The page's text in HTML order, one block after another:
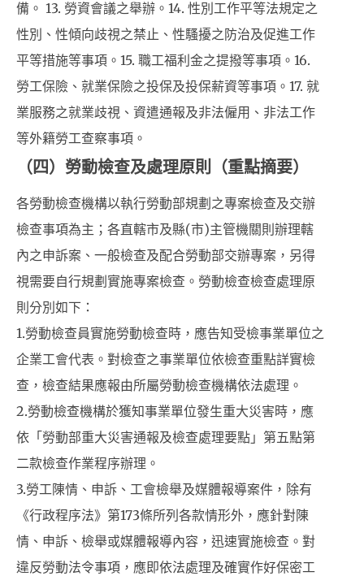
備。 13. 勞資會議之舉辦。14. 性別工作平等法規定之
性別、性傾向歧視之禁止、性騷擾之防治及促進工作
平等措施等事項。15. 職工福利金之提撥等事項。16.
勞工保險、就業保險之投保及投保薪資等事項。17. 就
業服務之就業歧視、資遣通報及非法僱用、非法工作
等外籍勞工查察事項。
（四）勞動檢查及處理原則（重點摘要）
各勞動檢查機構以執行勞動部規劃之專案檢查及交辦
檢查事項為主；各直轄市及縣(市)主管機關則辦理轄
內之申訴案、一般檢查及配合勞動部交辦專案，另得
視需要自行規劃實施專案檢查。勞動檢查檢查處理原
則分別如下：
1.勞動檢查員實施勞動檢查時，應告知受檢事業單位之
企業工會代表。對檢查之事業單位依檢查重點詳實檢
查，檢查結果應報由所屬勞動檢查機構依法處理。
2.勞動檢查機構於獲知事業單位發生重大災害時，應
依「勞動部重大災害通報及檢查處理要點」第五點第
二款檢查作業程序辦理。
3.勞工陳情、申訴、工會檢舉及媒體報導案件，除有
《行政程序法》第173條所列各款情形外，應針對陳
情、申訴、檢舉或媒體報導內容，迅速實施檢查。對
違反勞動法令事項，應即依法處理及確實作好保密工